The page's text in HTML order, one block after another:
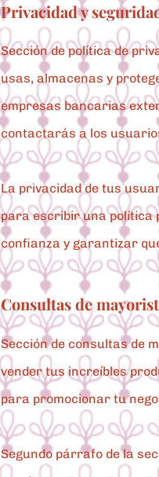
Privacidad y
Sección de política de
usas, almacenas y
empresas bancarias
contactarás a los
La privacidad de tus
para escribir una política
confianza y garantizar
Consultas de
Sección de consultas de
vender tus increíbles
para promocionar tu
Segundo párrafo de la